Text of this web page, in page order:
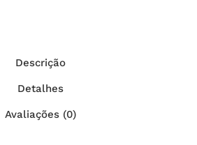
Descrição
Detalhes
Avaliações (0)